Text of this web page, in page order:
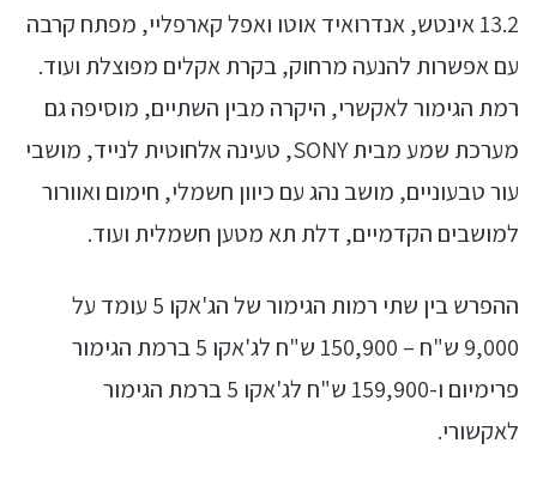
13.2 אינטש, אנדרואיד אוטו ואפל קארפליי, מפתח קרבה
עם אפשרות להנעה מרחוק, בקרת אקלים מפוצלת ועוד.
רמת הגימור לאקשרי, היקרה מבין השתיים, מוסיפה גם
מערכת שמע מבית SONY, טעינה אלחוטית לנייד, מושבי
עור טבעוניים, מושב נהג עם כיוון חשמלי, חימום ואוורור
למושבים הקדמיים, דלת תא מטען חשמלית ועוד.
ההפרש בין שתי רמות הגימור של הג'אקו 5 עומד על
9,000 ש"ח – 150,900 ש"ח לג'אקו 5 ברמת הגימור
פרימיום ו-159,900 ש"ח לג'אקו 5 ברמת הגימור
לאקשורי.